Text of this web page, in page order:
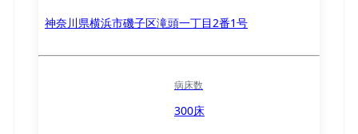
神奈川県横浜市磯子区滝頭一丁目2番1号
病床数
300床